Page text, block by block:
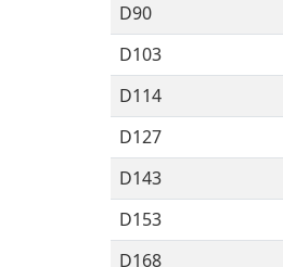
D90
D103
D114
D127
D143
D153
D168